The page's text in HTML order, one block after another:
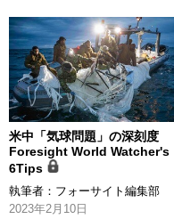
米中「気球問題」の深刻度
Foresight World Watcher's
6Tips
執筆者： フォーサイト編集部
2023年2月10日